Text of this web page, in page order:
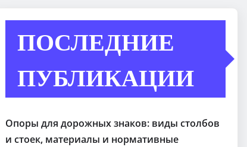
ПОСЛЕДНИЕ
ПУБЛИКАЦИИ
Опоры для дорожных знаков: виды столбов
и стоек, материалы и нормативные